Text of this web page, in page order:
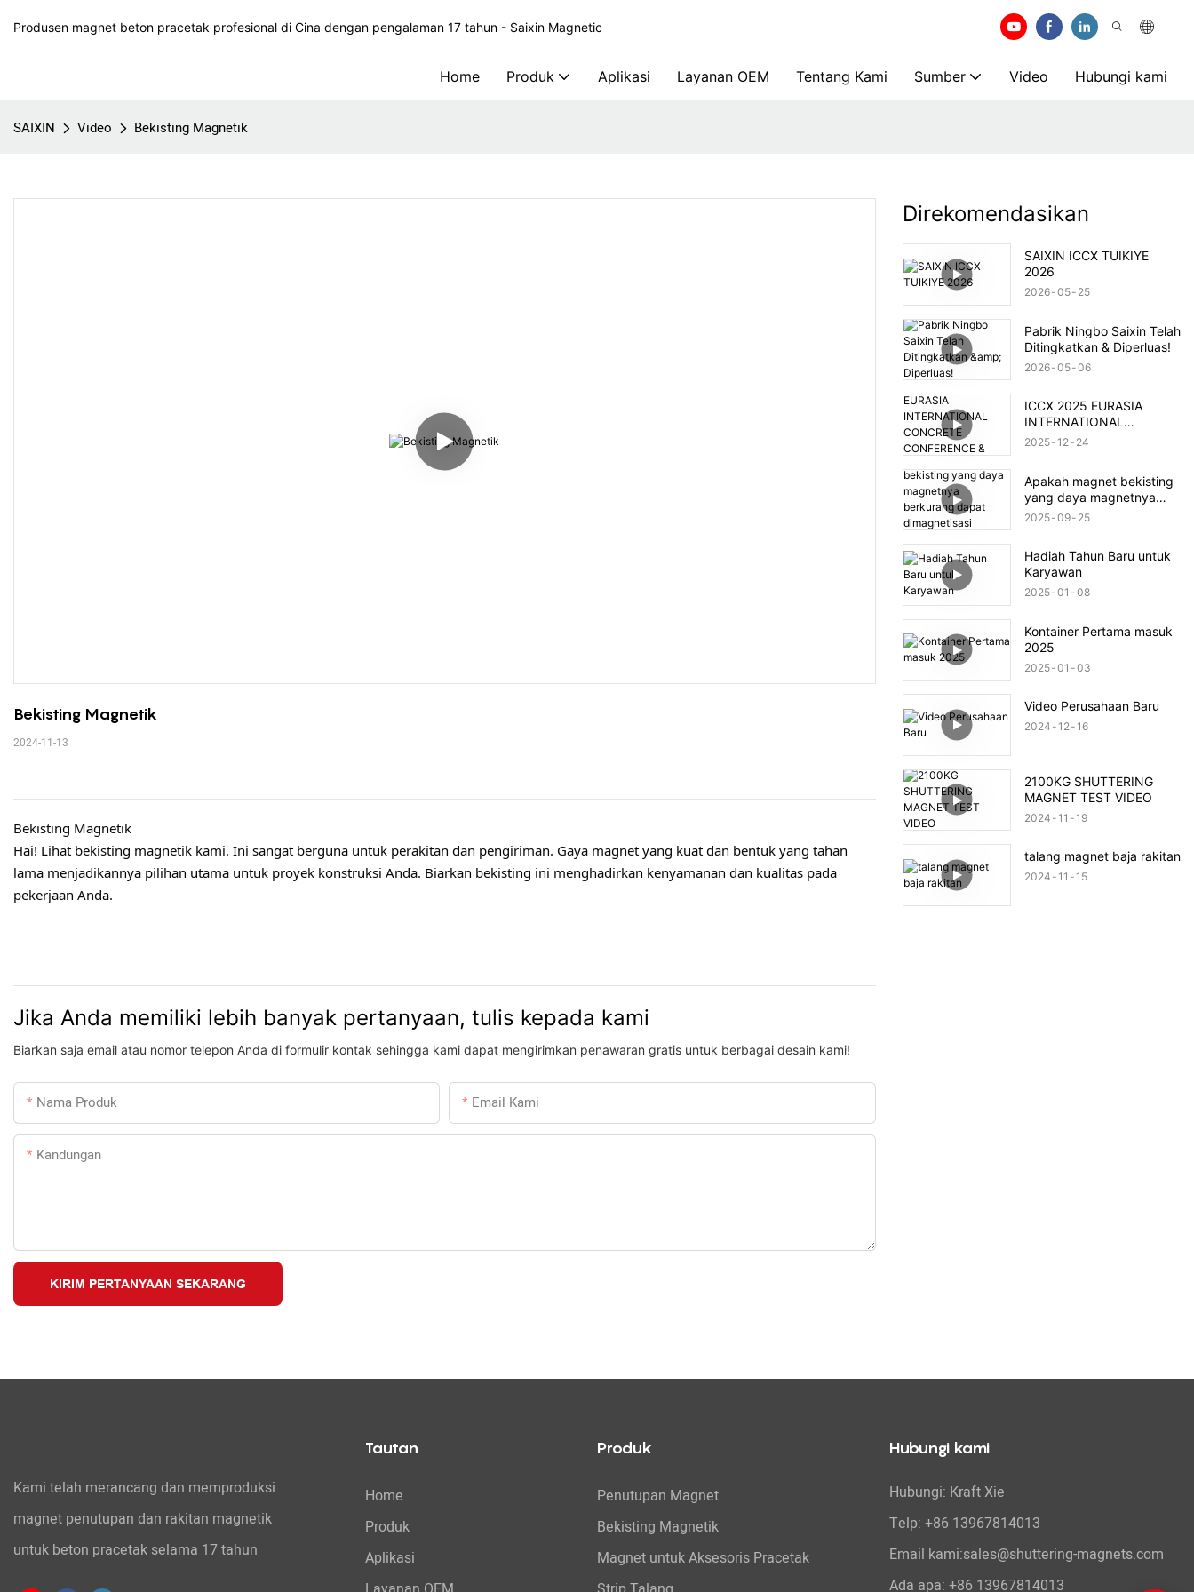
Produsen magnet beton pracetak profesional di Cina dengan pengalaman 17 tahun - Saixin Magnetic
Home Produk Aplikasi Layanan OEM Tentang Kami Sumber Video Hubungi kami
SAIXIN Video Bekisting Magnetik
Bekisting Magnetik
2024-11-13
Bekisting Magnetik
Hai! Lihat bekisting magnetik kami. Ini sangat berguna untuk perakitan dan pengiriman. Gaya magnet yang kuat dan bentuk yang tahan
lama menjadikannya pilihan utama untuk proyek konstruksi Anda. Biarkan bekisting ini menghadirkan kenyamanan dan kualitas pada
pekerjaan Anda.
Jika Anda memiliki lebih banyak pertanyaan, tulis kepada kami
Biarkan saja email atau nomor telepon Anda di formulir kontak sehingga kami dapat mengirimkan penawaran gratis untuk berbagai desain kami!
Nama Produk Email Kami
Kandungan
KIRIM PERTANYAAN SEKARANG
Direkomendasikan
SAIXIN ICCX TUIKIYE
2026
2026 05 25
Pabrik Ningbo Saixin Telah
Ditingkatkan & Diperluas!
2026 05 06
ICCX 2025 EURASIA
INTERNATIONAL
CONCRETE CONFERENCE
2025 12 24
Apakah magnet bekisting
yang daya magnetnya
berkurang dapat
2025 09 25
Hadiah Tahun Baru untuk
Karyawan
2025 01 08
Kontainer Pertama masuk
2025
2025 01 03
Video Perusahaan Baru
2024 12 16
2100KG SHUTTERING
MAGNET TEST VIDEO
2024 11 19
talang magnet baja rakitan
2024 11 15
Kami telah merancang dan memproduksi
magnet penutupan dan rakitan magnetik
untuk beton pracetak selama 17 tahun
Tautan
Home
Produk
Aplikasi
Produk
Penutupan Magnet
Bekisting Magnetik
Magnet untuk Aksesoris Pracetak
Hubungi kami
Hubungi: Kraft Xie
Telp: +86 13967814013
Email kami:sales@shuttering-magnets.com
Ada apa: +86 13967814013